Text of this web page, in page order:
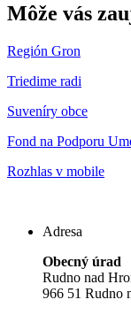
Môže vás
Región Gron
Triedime radi
Suveníry obce
Fond na Podporu
Rozhlas v mobile
Adresa
Obecný úrad
Rudno nad
966 51 Rudno